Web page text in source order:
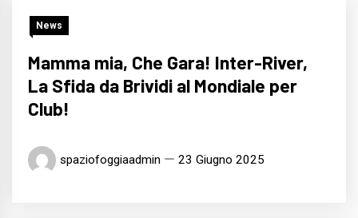
News
Mamma mia, Che Gara! Inter-River,
La Sfida da Brividi al Mondiale per
Club!
spaziofoggiaadmin 23 Giugno 2025